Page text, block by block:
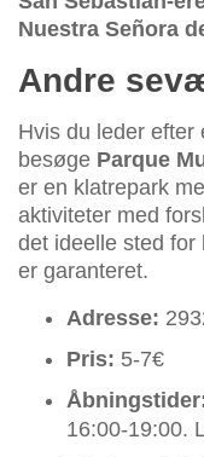
Nuestra Señora
Andre
Hvis du leder efter
besøge Parque
er en klatrepark
aktiviteter med
det ideelle sted
er garanteret.
Adresse:
Pris: 5-7€
16:00-19:00.